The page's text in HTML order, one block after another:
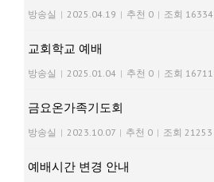
방송실 | 2025.04.19 | 추천 0 | 조회 16334
교회학교 예배
방송실 | 2025.01.04 | 추천 0 | 조회 16711
금요온가족기도회
방송실 | 2023.10.07 | 추천 0 | 조회 21253
예배시간 변경 안내